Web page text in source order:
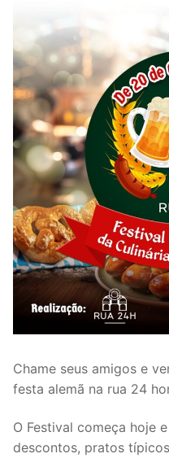
Chame seus amigos e
festa alemã na rua 24
O Festival começa hoje
descontos, pratos